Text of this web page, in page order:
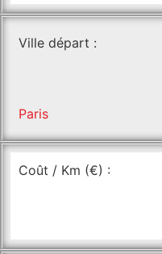
Ville départ :
Paris
Coût / Km (€) :